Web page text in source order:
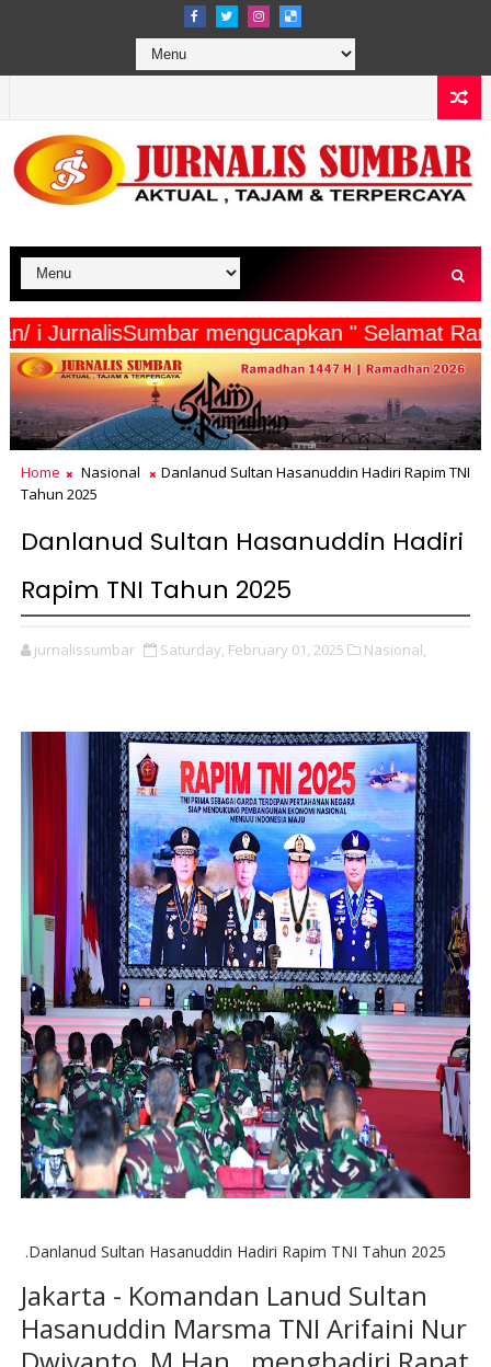
i JurnalisSumbar mengucapkan "
Home Nasional
Danlanud Sultan Hasanuddin Hadiri Rapim TNI
Tahun 2025
Danlanud Sultan Hasanuddin Hadiri
Rapim TNI Tahun 2025
jurnalissumbar Saturday, February 01, 2025 Nasional,
.Danlanud Sultan Hasanuddin Hadiri Rapim TNI Tahun 2025
Jakarta - Komandan Lanud Sultan
Hasanuddin Marsma TNI Arifaini Nur